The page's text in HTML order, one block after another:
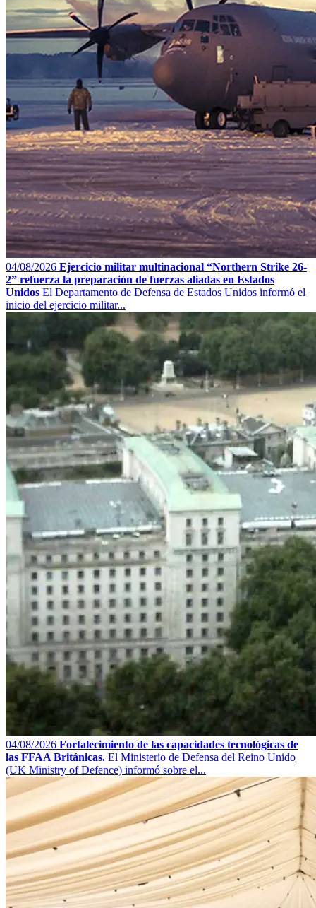
04/08/2026 Ejercicio militar multinacional “Northern Strike 26-
2” refuerza la preparación de fuerzas aliadas en Estados
Unidos El Departamento de Defensa de Estados Unidos informó el
inicio del ejercicio militar...
04/08/2026 Fortalecimiento de las capacidades tecnológicas de
las FFAA Británicas. El Ministerio de Defensa del Reino Unido
(UK Ministry of Defence) informó sobre el...